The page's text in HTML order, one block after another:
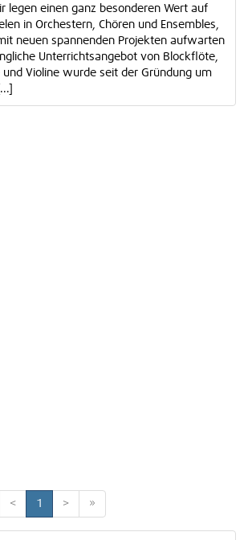
legen einen ganz besonderen Wert auf
in Orchestern, Chören und Ensembles,
neuen spannenden Projekten aufwarten
Unterrichtsangebot von Blockflöte,
Violine wurde seit der Gründung um
< 1 > »